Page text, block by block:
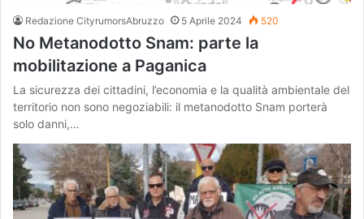
Redazione CityrumorsAbruzzo 5 Aprile 2024 520
No Metanodotto Snam: parte la
mobilitazione a Paganica
La sicurezza dei cittadini, l’economia e la qualità ambientale del
territorio non sono negoziabili: il metanodotto Snam porterà
solo danni,…